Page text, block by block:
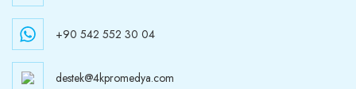
+90 542 552 30 04
destek@4kpromedya.com